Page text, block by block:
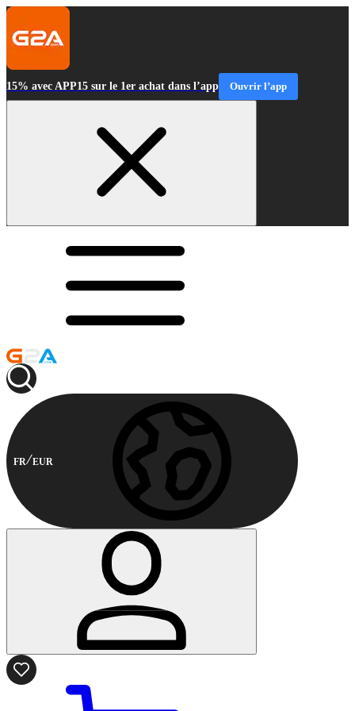
15% avec APP15 sur le 1er achat dans l’app Ouvrir l’app
FR EUR